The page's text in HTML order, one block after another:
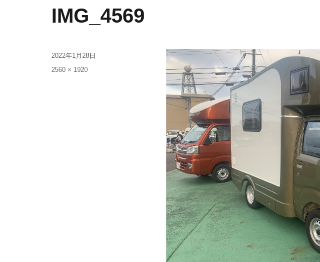
IMG_4569
2022年1月28日
2560 × 1920